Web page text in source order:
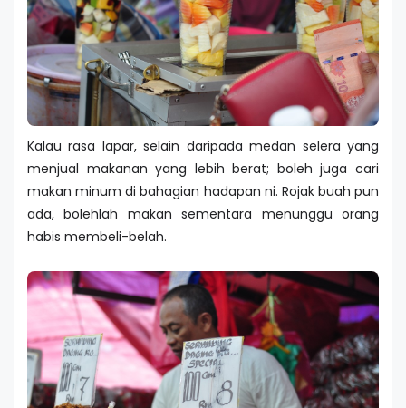
Kalau rasa lapar, selain daripada medan selera yang
menjual makanan yang lebih berat; boleh juga cari
makan minum di bahagian hadapan ni. Rojak buah pun
ada, bolehlah makan sementara menunggu orang
habis membeli-belah.